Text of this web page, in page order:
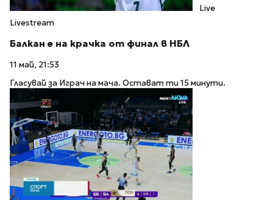
Live
Livestream
Балкан е на крачка от финал в НБЛ
11 май, 21:53
Гласувай за Играч на мача. Остават ти 15 минути.